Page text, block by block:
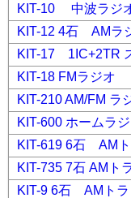
KIT-10 中波ラジ
KIT-12 4石 AMラ
KIT-17 1IC+2TR
KIT-18 FMラジオ
KIT-210 AM/FM ラ
KIT-600 ホームラ
KIT-619 6石 AMト
KIT-735 7石 AMト
KIT-9 6石 AMトラ